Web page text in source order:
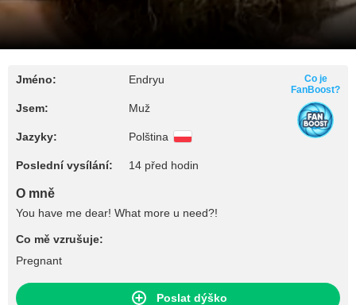
Jméno: Endryu
Jsem: Muž
Jazyky: Polština
Poslední vysílání: 14 před hodin
Co je
FanBoost?
O mně
You have me dear! What more u need?!
Co mě vzrušuje:
Pregnant
Poslat dýško